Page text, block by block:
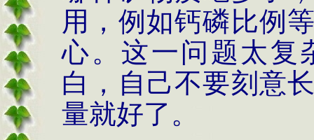
用，例如钙磷比例
心。这一问题太复
白，自己不要刻意
量就好了。